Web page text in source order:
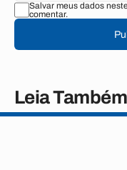
Salvar meus dados
comentar.
Leia Também